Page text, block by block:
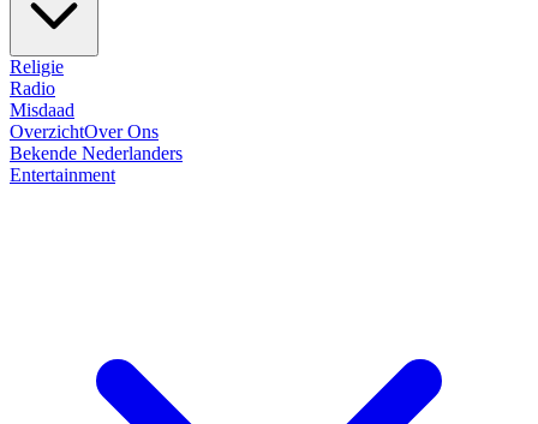
Religie
Radio
Misdaad
OverzichtOver Ons
Bekende Nederlanders
Entertainment